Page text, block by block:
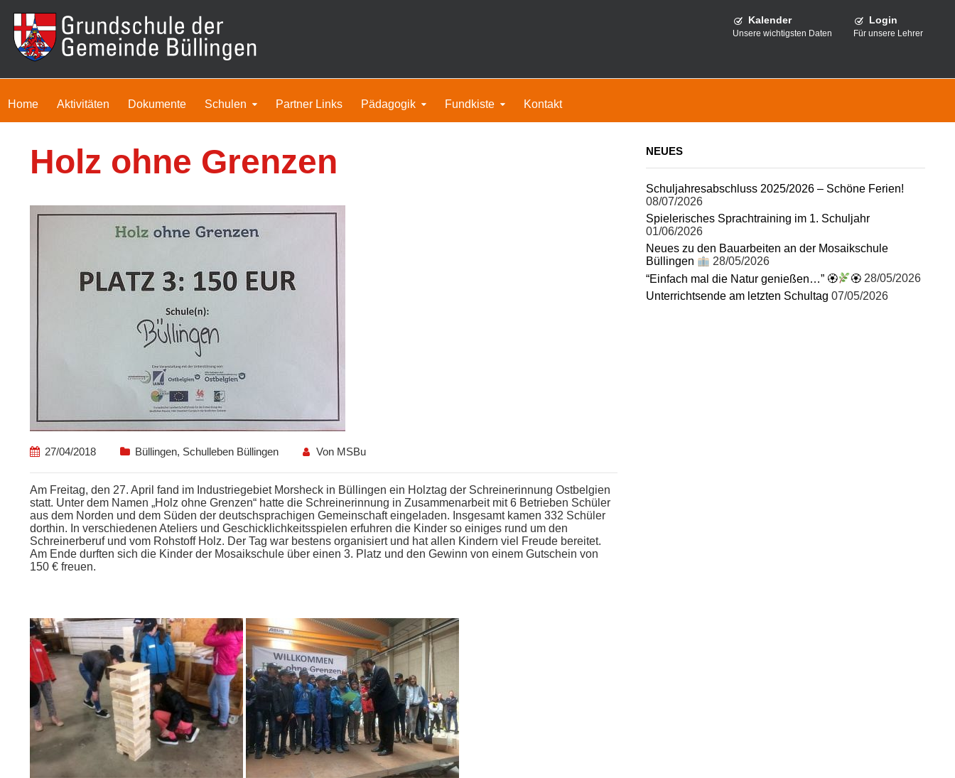
Login
Für unsere Lehrer
Kalender
Unsere wichtigsten Daten
Home Aktivitäten Dokumente Schulen Partner Links Pädagogik Fundkiste Kontakt
Holz ohne Grenzen
27/04/2018 Büllingen, Schulleben Büllingen Von MSBu
Am Freitag, den 27. April fand im Industriegebiet Morsheck in Büllingen ein Holztag der Schreinerinnung Ostbelgien
statt. Unter dem Namen „Holz ohne Grenzen“ hatte die Schreinerinnung in Zusammenarbeit mit 6 Betrieben Schüler
aus dem Norden und dem Süden der deutschsprachigen Gemeinschaft eingeladen. Insgesamt kamen 332 Schüler
dorthin. In verschiedenen Ateliers und Geschicklichkeitsspielen erfuhren die Kinder so einiges rund um den
Schreinerberuf und vom Rohstoff Holz. Der Tag war bestens organisiert und hat allen Kindern viel Freude bereitet.
Am Ende durften sich die Kinder der Mosaikschule über einen 3. Platz und den Gewinn von einem Gutschein von
150 € freuen.
NEUES
Schuljahresabschluss 2025/2026 – Schöne Ferien!
08/07/2026
Spielerisches Sprachtraining im 1. Schuljahr
01/06/2026
Neues zu den Bauarbeiten an der Mosaikschule
Büllingen
28/05/2026
“Einfach mal die Natur genießen…” 🏵
🏵 28/05/2026
Unterrichtsende am letzten Schultag 07/05/2026